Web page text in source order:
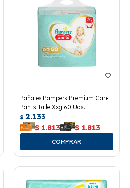
Pañales Pampers Premium Care
Pants Talle Xxg 60 Uds.
$ 2.133
$ 1.813 $ 1.813